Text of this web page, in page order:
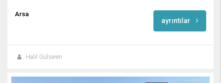
Arsa
ayrıntılar
Halil Gülseren